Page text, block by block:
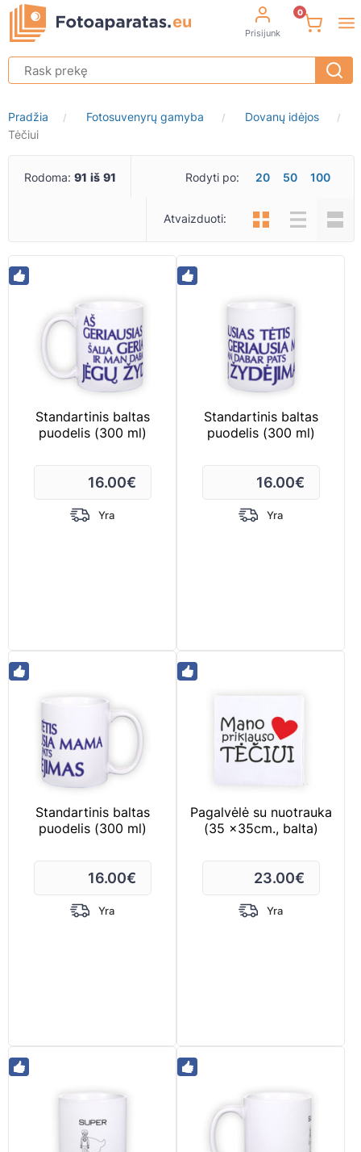
Prisijunk
0
Pradžia / Fotosuvenyrų gamyba / Dovanų idėjos /
Tėčiui
Rodoma: 91 iš 91 Rodyti po: 20 50 100
Atvaizduoti:
Standartinis baltas
puodelis (300 ml)
16.00€
Yra
Standartinis baltas
puodelis (300 ml)
16.00€
Yra
Standartinis baltas
puodelis (300 ml)
16.00€
Yra
Pagalvėlė su nuotrauka
(35 x35cm., balta)
23.00€
Yra